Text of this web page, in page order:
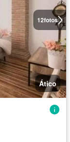
12fotos
Ático